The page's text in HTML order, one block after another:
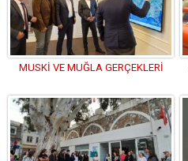
MUSKİ VE MUĞLA GERÇEKLERİ